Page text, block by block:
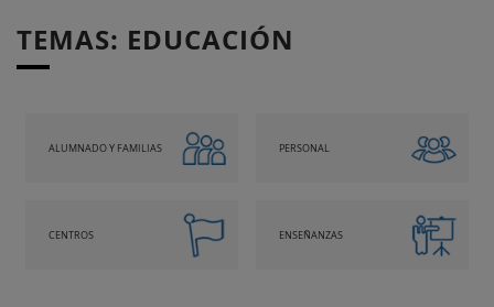
TEMAS: EDUCACIÓN
ALUMNADO Y FAMILIAS PERSONAL
CENTROS ENSEÑANZAS